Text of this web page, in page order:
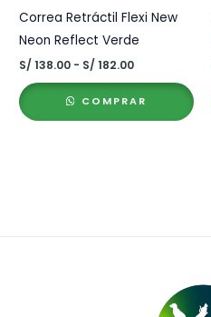
Correa Retráctil Flexi New
Neon Reflect Verde
S/ 138.00 - S/ 182.00Rango
desde
S/ 138.00
COMPRAR